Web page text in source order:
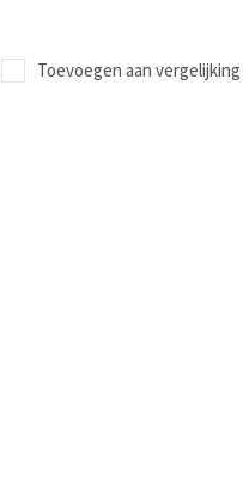
Toevoegen aan vergelijking